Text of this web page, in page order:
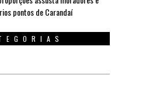
pontos de Carandaí